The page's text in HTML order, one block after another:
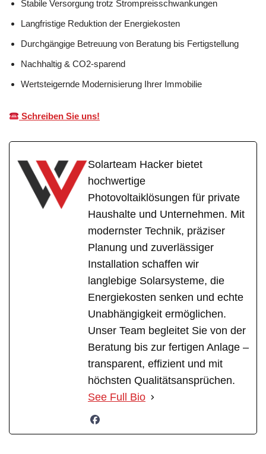
Stabile Versorgung trotz Strompreisschwankungen
Langfristige Reduktion der Energiekosten
Durchgängige Betreuung von Beratung bis Fertigstellung
Nachhaltig & CO2-sparend
Wertsteigernde Modernisierung Ihrer Immobilie
Schreiben Sie uns!
Solarteam Hacker bietet
hochwertige
Photovoltaiklösungen für private
Haushalte und Unternehmen. Mit
modernster Technik, präziser
Planung und zuverlässiger
Installation schaffen wir
langlebige Solarsysteme, die
Energiekosten senken und echte
Unabhängigkeit ermöglichen.
Unser Team begleitet Sie von der
Beratung bis zur fertigen Anlage –
transparent, effizient und mit
höchsten Qualitätsansprüchen.
See Full Bio